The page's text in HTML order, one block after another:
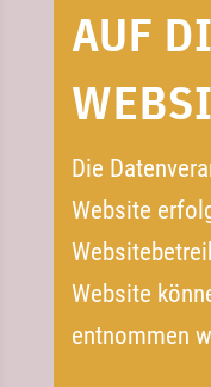
AUF
Die
Website
Website
entnommen